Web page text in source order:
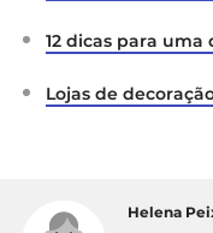
12 dicas para
Lojas de
Helena